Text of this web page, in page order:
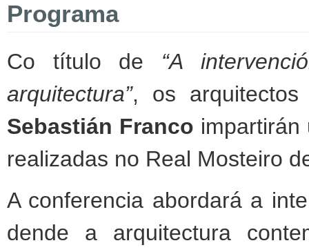
Programa
Co título de “A
arquitectura”, os
Sebastián Franco impartirán
realizadas no Real Mosteiro
A conferencia abordará a
dende a arquitectura